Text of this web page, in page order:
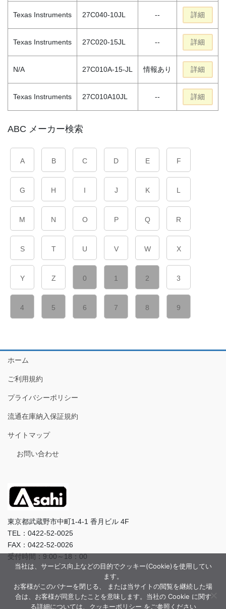
Texas Instruments 27C040-10JL -- 詳細
Texas Instruments 27C020-15JL -- 詳細
N/A 27C010A-15-JL 情報あり 詳細
Texas Instruments 27C010A10JL -- 詳細
ABC メーカー検索
A B C D E F
G H I J K L
M N O P Q R
S T U V W X
Y Z 0 1 2 3
4 5 6 7 8 9
ホーム
ご利用規約
プライバシーポリシー
流通在庫納入保証規約
サイトマップ
お問い合わせ
東京都武蔵野市中町1-4-1 香月ビル 4F
TEL：0422-52-0025
FAX：0422-52-0026
受付時間：9:00～18：00
当社は、サービス向上などの目的でクッキー(Cookie)を使用してい
ます。
お客様がこのバナーを閉じる、 または当サイトの閲覧を継続した場
合は、お客様が同意したことを意味します。当社の Cookie に関す
る詳細については、クッキーポリシー をご参照ください